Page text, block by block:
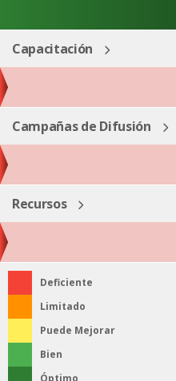
Capacitación
Campañas de Difusión
Recursos
Deficiente
Limitado
Puede Mejorar
Bien